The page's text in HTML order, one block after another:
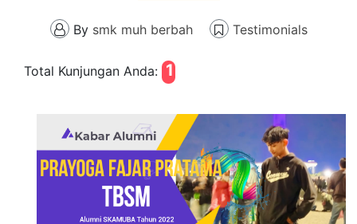
By smk muh berbah Testimonials
Total Kunjungan Anda: 1